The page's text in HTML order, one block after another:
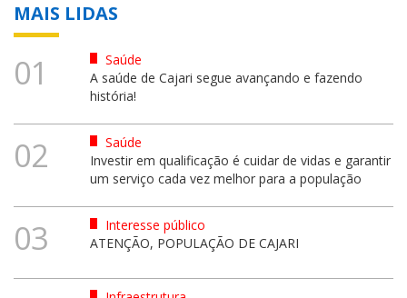
MAIS LIDAS
01
Saúde
A saúde de Cajari segue avançando e fazendo
história!
02
Saúde
Investir em qualificação é cuidar de vidas e garantir
um serviço cada vez melhor para a população
03
Interesse público
ATENÇÃO, POPULAÇÃO DE CAJARI